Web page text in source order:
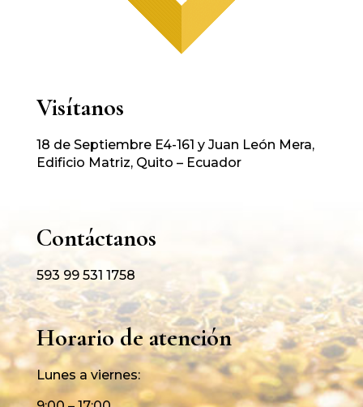
Visítanos
18 de Septiembre E4-161 y Juan León Mera,
Edificio Matriz, Quito – Ecuador
Contáctanos
593 99 531 1758
Horario de atención
Lunes a viernes: